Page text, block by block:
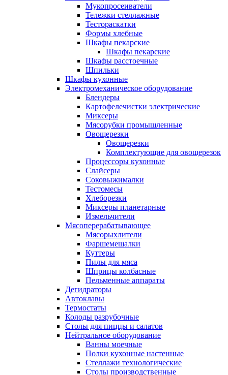
Мукопросеиватели
Тележки стеллажные
Тестораскатки
Формы хлебные
Шкафы пекарские
Шкафы пекарские
Шкафы расстоечные
Шпильки
Шкафы кухонные
Электромеханическое оборудование
Блендеры
Картофелечистки электрические
Миксеры
Мясорубки промышленные
Овощерезки
Овощерезки
Комплектующие для овощерезок
Процессоры кухонные
Слайсеры
Соковыжималки
Тестомесы
Хлеборезки
Миксеры планетарные
Измельчители
Мясоперерабатывающее
Мясорыхлители
Фаршемешалки
Куттеры
Пилы для мяса
Шприцы колбасные
Пельменные аппараты
Дегидраторы
Автоклавы
Термостаты
Колоды разрубочные
Столы для пиццы и салатов
Нейтральное оборудование
Ванны моечные
Полки кухонные настенные
Стеллажи технологические
Столы производственные